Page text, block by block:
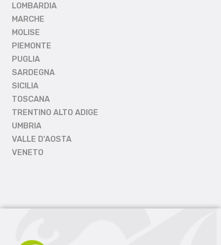
LOMBARDIA
MARCHE
MOLISE
PIEMONTE
PUGLIA
SARDEGNA
SICILIA
TOSCANA
TRENTINO ALTO ADIGE
UMBRIA
VALLE D'AOSTA
VENETO